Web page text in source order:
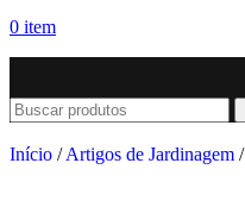
0 item
Início / Artigos de Jardinagem /